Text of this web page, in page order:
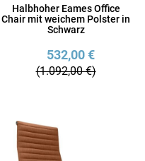
Halbhoher Eames Office
Chair mit weichem Polster in
Schwarz
532,00 €
(1.092,00 €)